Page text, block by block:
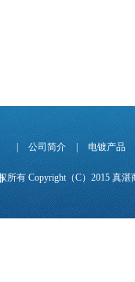
公司简介 电镀产品
所有 Copyright（C）2015 真